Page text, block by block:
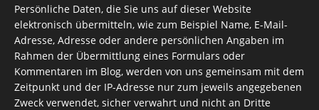
Persönliche Daten, die Sie uns auf dieser Website
elektronisch übermitteln, wie zum Beispiel Name, E-Mail-
Adresse, Adresse oder andere persönlichen Angaben im
Rahmen der Übermittlung eines Formulars oder
Kommentaren im Blog, werden von uns gemeinsam mit dem
Zeitpunkt und der IP-Adresse nur zum jeweils angegebenen
Zweck verwendet, sicher verwahrt und nicht an Dritte